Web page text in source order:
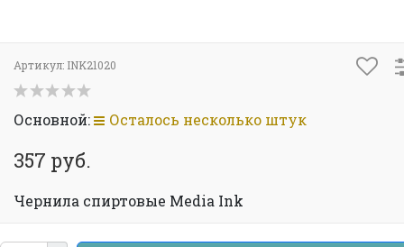
Артикул: INK21020
Основной: Осталось несколько штук
357 руб.
Чернила спиртовые Media Ink